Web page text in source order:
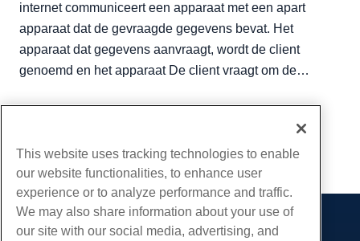
internet communiceert een apparaat met een apart
apparaat dat de gevraagde gegevens bevat. Het
apparaat dat gegevens aanvraagt, wordt de client
genoemd en het apparaat De client vraagt om de
Producten
This website uses tracking technologies to enable
our website functionalities, to enhance user
experience or to analyze performance and traffic.
We may also share information about your use of
our site with our social media, advertising, and